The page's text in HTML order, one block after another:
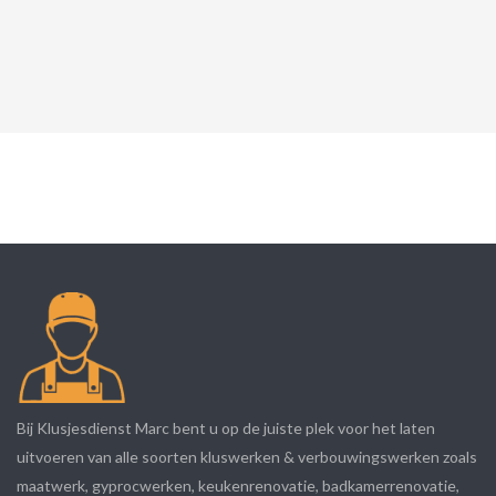
Bij Klusjesdienst Marc bent u op de juiste plek voor het laten
uitvoeren van alle soorten kluswerken & verbouwingswerken zoals
maatwerk, gyprocwerken, keukenrenovatie, badkamerrenovatie,